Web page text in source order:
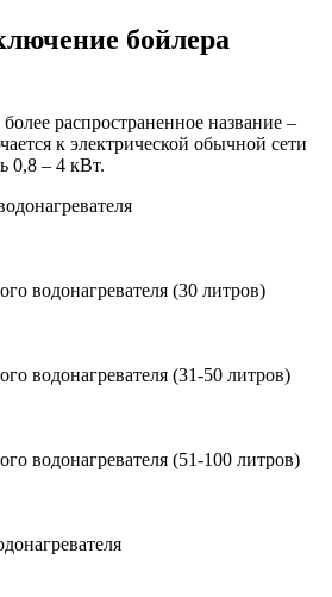
бойлера
распространенное название –
к электрической обычной сети
0,8 – 4 кВт.
водонагревателя (30 литров)
водонагревателя (31-50 литров)
водонагревателя (51-100 литров)